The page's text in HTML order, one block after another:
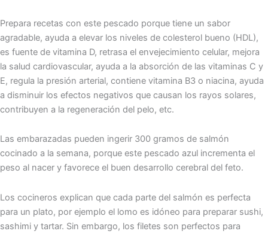
Prepara recetas con este pescado porque tiene un sabor
agradable, ayuda a elevar los niveles de colesterol bueno (HDL),
es fuente de vitamina D, retrasa el envejecimiento celular, mejora
la salud cardiovascular, ayuda a la absorción de las vitaminas C y
E, regula la presión arterial, contiene vitamina B3 o niacina, ayuda
a disminuir los efectos negativos que causan los rayos solares,
contribuyen a la regeneración del pelo, etc.
Las embarazadas pueden ingerir 300 gramos de salmón
cocinado a la semana, porque este pescado azul incrementa el
peso al nacer y favorece el buen desarrollo cerebral del feto.
Los cocineros explican que cada parte del salmón es perfecta
para un plato, por ejemplo el lomo es idóneo para preparar sushi,
sashimi y tartar. Sin embargo, los filetes son perfectos para